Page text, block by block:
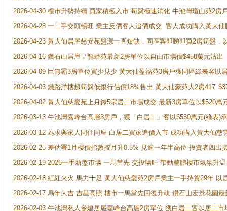
2026-04-30 樓市升勢持續 買家積極入市 荀盤極速消化 牛池灣瓊山苑2房
2026-04-28 一二手交頭暢旺 業主反價客人追價成交 客人成功購入黃大
2026-04-23 黃大仙居屋慈安苑盤源一直短缺，同區客即睇即買2房筍盤，
2026-04-16 鑽石山居屋皇龍蟠苑最新2房單位以自由市場價$458萬元沽出
2026-04-09 巨無霸3房單位買少見少 黃大仙盈福苑3房戶獲同區綠表客以
2026-04-03 鐵路洋樓超筍盤低銀行估價18%售出 黃大仙豪苑大2房417'
2026-04-02 黃大仙慈愛苑上月錄5宗居二市場成交 最新3房單位以$520萬
2026-03-13 牛池灣嘉峰台高層3房戶，獲「白居二」客以$530萬元(綠表)
2026-03-12 為求與家人同住同座 白居二買家追價入市 成功購入黃大仙
2026-02-25 差估署1月樓價指數按月升0.5% 見逾一年半高位 投資者四
2026-02-19 2026一手新盤市場 一馬當先 交投暢旺 帶動整體樓市氣氛升
2026-02-18 紅紅火火 馬力十足 黃大仙慈愛苑2房戶業主一手持貨29年 以
2026-02-17 馬年大吉 吉星高照 樓市一馬當先回復升軌 鑽石山宏景花園
2026-02-03 牛池灣私人參建居屋嘉峰台高層2房單位 獲白居二客以居二市